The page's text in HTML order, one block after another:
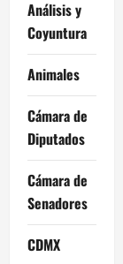
Análisis y
Coyuntura
Animales
Cámara de
Diputados
Cámara de
Senadores
CDMX